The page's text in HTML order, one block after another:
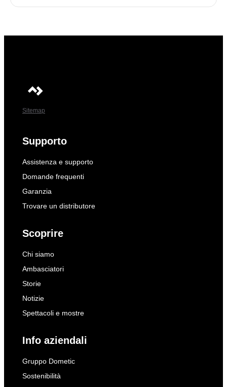
Sitemap
Supporto
Assistenza e supporto
Domande frequenti
Garanzia
Trovare un distributore
Scoprire
Chi siamo
Ambasciatori
Storie
Notizie
Spettacoli e mostre
Info aziendali
Gruppo Dometic
Sostenibilità